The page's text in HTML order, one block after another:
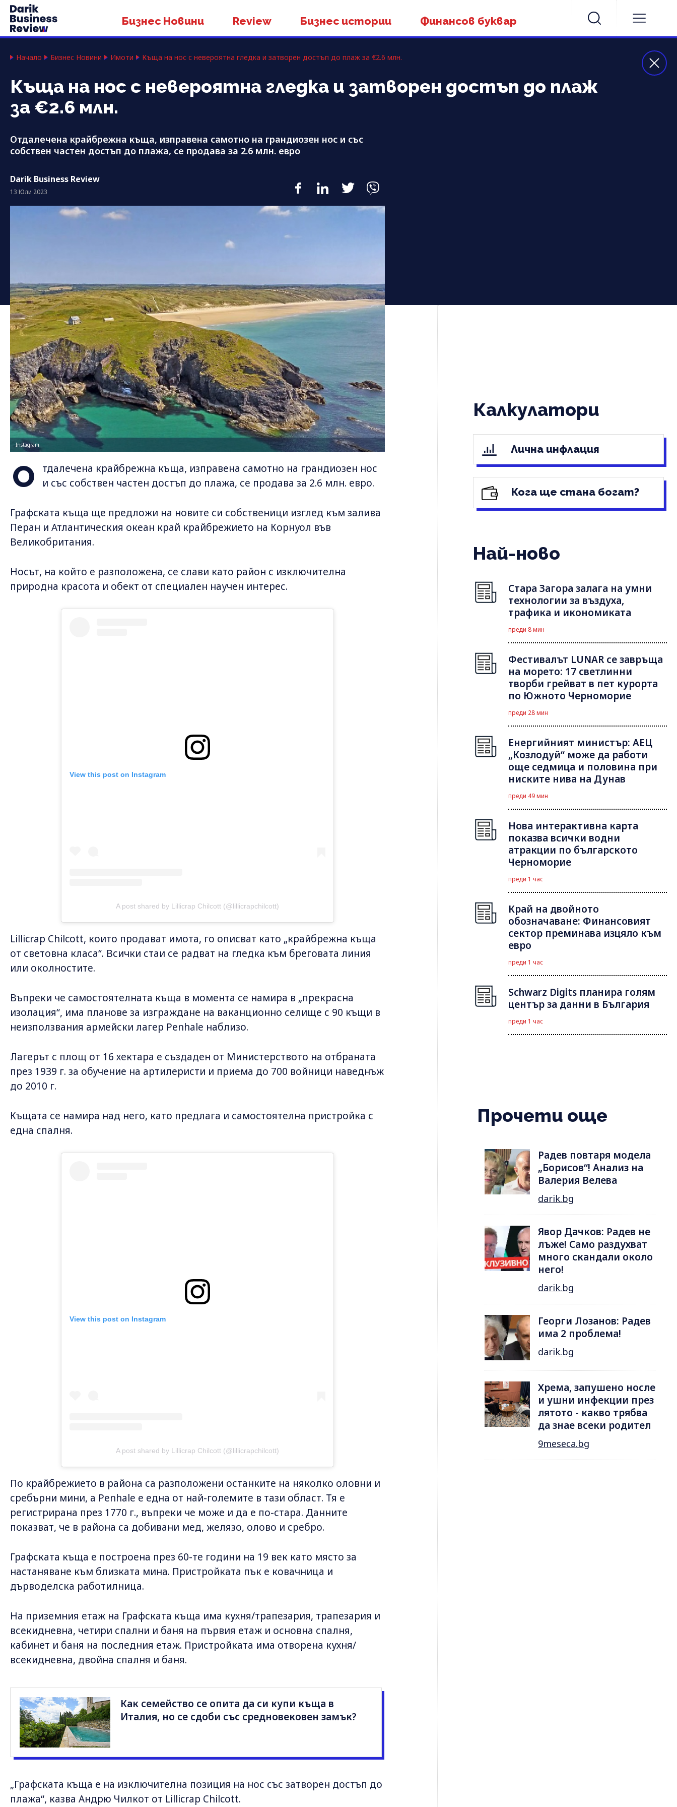
Бизнес Новини Review Бизнес истории Финансов буквар
Начало Бизнес Новини Имоти Къща на нос с невероятна гледка и затворен достъп до плаж за €2.6 млн.
Къща на нос с невероятна гледка и затворен достъп до плаж
за €2.6 млн.
Отдалечена крайбрежна къща, изправена самотно на грандиозен нос и със
собствен частен достъп до плажа, се продава за 2.6 млн. евро
Darik Business Review
13 Юли 2023
Instagram
О
тдалечена крайбрежна къща, изправена самотно на грандиозен нос
и със собствен частен достъп до плажа, се продава за 2.6 млн. евро.
Графската къща ще предложи на новите си собственици изглед към залива
Перан и Атлантическия океан край крайбрежието на Корнуол във
Великобритания.
Носът, на който е разположена, се слави като район с изключителна
природна красота и обект от специален научен интерес.
View this post on Instagram
A post shared by Lillicrap Chilcott (@lillicrapchilcott)
Lillicrap Chilcott, които продават имота, го описват като „крайбрежна къща
от световна класа“. Всички стаи се радват на гледка към бреговата линия
или околностите.
Въпреки че самостоятелната къща в момента се намира в „прекрасна
изолация“, има планове за изграждане на ваканционно селище с 90 къщи в
неизползвания армейски лагер Penhale наблизо.
Лагерът с площ от 16 хектара е създаден от Министерството на отбраната
през 1939 г. за обучение на артилеристи и приема до 700 войници наведнъж
до 2010 г.
Къщата се намира над него, като предлага и самостоятелна пристройка с
една спалня.
View this post on Instagram
A post shared by Lillicrap Chilcott (@lillicrapchilcott)
По крайбрежието в района са разположени останките на няколко оловни и
сребърни мини, а Penhale е една от най-големите в тази област. Тя е
регистрирана през 1770 г., въпреки че може и да е по-стара. Данните
показват, че в района са добивани мед, желязо, олово и сребро.
Графската къща е построена през 60-те години на 19 век като място за
настаняване към близката мина. Пристройката пък е ковачница и
дърводелска работилница.
На приземния етаж на Графската къща има кухня/трапезария, трапезария и
всекидневна, четири спални и баня на първия етаж и основна спалня,
кабинет и баня на последния етаж. Пристройката има отворена кухня/
всекидневна, двойна спалня и баня.
Как семейство се опита да си купи къща в
Италия, но се сдоби със средновековен замък?
„Графската къща е на изключителна позиция на нос със затворен достъп до
плажа“, казва Андрю Чилкот от Lillicrap Chilcott.
Калкулатори
Лична инфлация
Кога ще стана богат?
Най-ново
Стара Загора залага на умни
технологии за въздуха,
трафика и икономиката
преди 8 мин
Фестивалът LUNAR се завръща
на морето: 17 светлинни
творби грейват в пет курорта
по Южното Черноморие
преди 28 мин
Енергийният министър: АЕЦ
„Козлодуй“ може да работи
още седмица и половина при
ниските нива на Дунав
преди 49 мин
Нова интерактивна карта
показва всички водни
атракции по българското
Черноморие
преди 1 час
Край на двойното
обозначаване: Финансовият
сектор преминава изцяло към
евро
преди 1 час
Schwarz Digits планира голям
център за данни в България
преди 1 час
Прочети още
Радев повтаря модела
„Борисов“! Анализ на
Валерия Велева
darik.bg
Явор Дачков: Радев не
лъже! Само раздухват
много скандали около
него!
darik.bg
Георги Лозанов: Радев
има 2 проблема!
darik.bg
Хрема, запушено носле
и ушни инфекции през
лятотo - какво трябва
да знае всеки родител
9meseca.bg